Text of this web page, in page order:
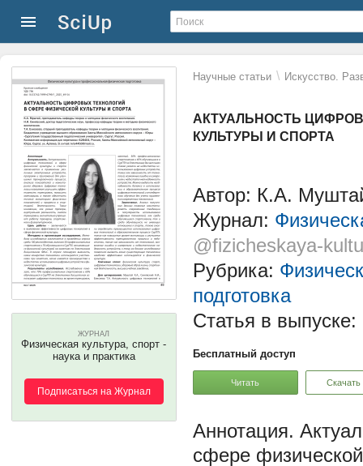
Научные статьи \ Искусство.
АКТУАЛЬНОСТЬ
КУЛЬТУРЫ И СПОРТА
ЖУРНАЛ
Физическая культура, спорт -
наука и практика
Подписаться на Журнал
Автор: К.А.
Журнал:
@fizicheskaya-
Рубрика:
подготовка
Статья в выпуске:
Бесплатный доступ
Читать Скачать
сфере